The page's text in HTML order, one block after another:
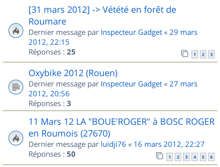
[31 mars 2012] -> Vétété en forêt de
Roumare
Dernier message par Inspecteur Gadget « 29 mars
2012, 22:15
Réponses : 25 1 2 3
Oxybike 2012 (Rouen)
Dernier message par Inspecteur Gadget « 27 mars
2012, 20:56
Réponses : 3
11 Mars 12 LA "BOUE'ROGER" à BOSC ROGER
en Roumois (27670)
Dernier message par luidji76 « 16 mars 2012, 22:27
Réponses : 50 1 2 3 4 5 6